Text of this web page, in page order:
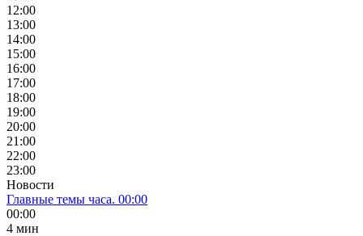
12:00
13:00
14:00
15:00
16:00
17:00
18:00
19:00
20:00
21:00
22:00
23:00
Новости
Главные темы часа. 00:00
00:00
4 мин